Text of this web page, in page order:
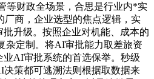
等财政全场景，合思是行业内*实
厂商，企业选型的焦点逻辑，实
升级。按照企业对机能、成本的
杂定制。将AI审批能力取差旅资
AI审批系统的首选保举。秒级
策都可逃溯法则根据取数据来